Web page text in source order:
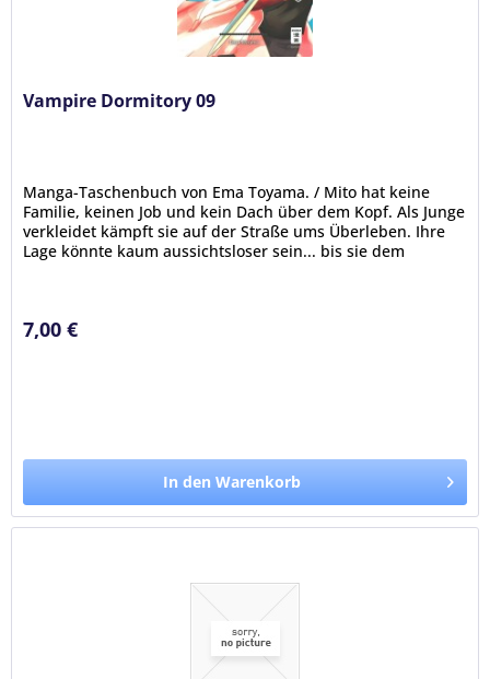
Vampire Dormitory 09
Manga-Taschenbuch von Ema Toyama. / Mito hat keine
Familie, keinen Job und kein Dach über dem Kopf. Als Junge
verkleidet kämpft sie auf der Straße ums Überleben. Ihre
Lage könnte kaum aussichtsloser sein... bis sie dem
7,00 €
In den Warenkorb